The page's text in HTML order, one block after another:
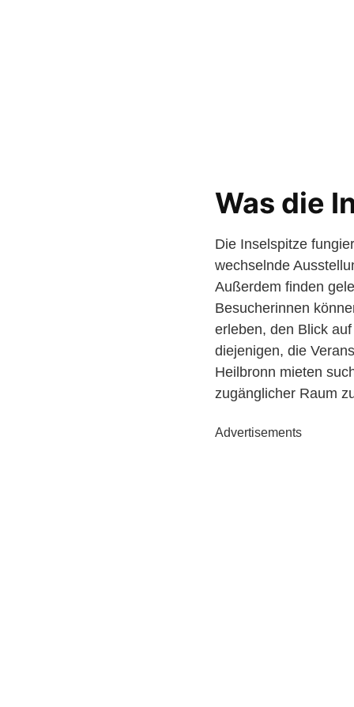
Was die
Die Inselspitze
wechselnde
Außerdem finden
Besucherinnen
erleben, den Blick
diejenigen, die
Heilbronn mieten
zugänglicher Raum
Advertisements